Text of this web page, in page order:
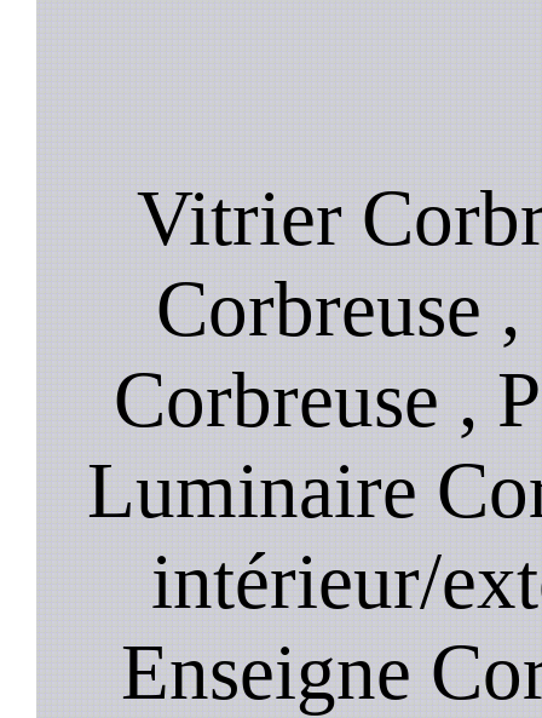
Vitrier
Corbreuse
Corbreuse ,
Luminaire
intérieur/
Enseigne